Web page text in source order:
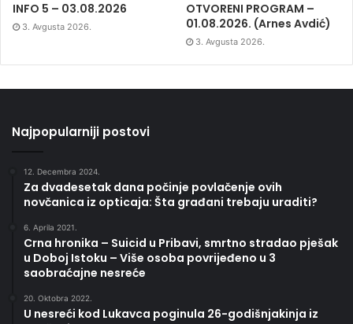
INFO 5 – 03.08.2026
3. Avgusta 2026.
OTVORENI PROGRAM –
01.08.2026. (Arnes Avdić)
3. Avgusta 2026.
Najpopularniji postovi
12. Decembra 2024.
Za dvadesetak dana počinje povlačenje ovih
novčanica iz opticaja: Šta građani trebaju uraditi?
6. Aprila 2021.
Crna hronika – Suicid u Pribavi, smrtno stradao pješak
u Doboj Istoku – Više osoba povrijeđeno u 3
saobraćajne nesreće
20. Oktobra 2022.
U nesreći kod Lukavca poginula 26-godišnjakinja iz